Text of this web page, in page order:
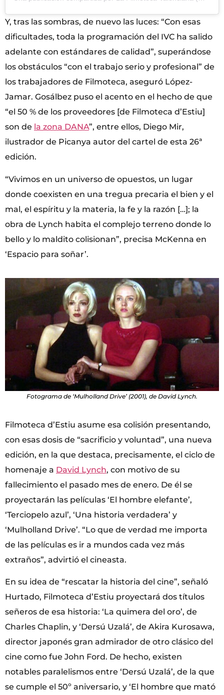
Y, tras las sombras, de nuevo las luces: “Con esas
dificultades, toda la programación del IVC ha salido
adelante con estándares de calidad”, superándose
los obstáculos “con el trabajo serio y profesional” de
los trabajadores de Filmoteca, aseguró López-
Jamar. Gosálbez puso el acento en el hecho de que
“el 50 % de los proveedores [de Filmoteca d’Estiu]
son de la zona DANA”, entre ellos, Diego Mir,
ilustrador de Picanya autor del cartel de esta 26ª
edición.
“Vivimos en un universo de opuestos, un lugar
donde coexisten en una tregua precaria el bien y el
mal, el espíritu y la materia, la fe y la razón […]; la
obra de Lynch habita el complejo terreno donde lo
bello y lo maldito colisionan”, precisa McKenna en
‘Espacio para soñar’.
Fotograma de ‘Mulholland Drive’ (2001), de David Lynch.
Filmoteca d’Estiu asume esa colisión presentando,
con esas dosis de “sacrificio y voluntad”, una nueva
edición, en la que destaca, precisamente, el ciclo de
homenaje a David Lynch, con motivo de su
fallecimiento el pasado mes de enero. De él se
proyectarán las películas ‘El hombre elefante’,
‘Terciopelo azul’, ‘Una historia verdadera’ y
‘Mulholland Drive’. “Lo que de verdad me importa
de las películas es ir a mundos cada vez más
extraños”, advirtió el cineasta.
En su idea de “rescatar la historia del cine”, señaló
Hurtado, Filmoteca d’Estiu proyectará dos títulos
señeros de esa historia: ‘La quimera del oro’, de
Charles Chaplin, y ‘Dersú Uzalá’, de Akira Kurosawa,
director japonés gran admirador de otro clásico del
cine como fue John Ford. De hecho, existen
notables paralelismos entre ‘Dersú Uzalá’, de la que
se cumple el 50º aniversario, y ‘El hombre que mató